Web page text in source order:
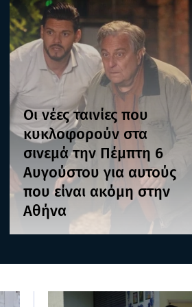
Οι νέες ταινίες που
κυκλοφορούν στα
σινεμά την Πέμπτη 6
Αυγούστου για αυτούς
που είναι ακόμη στην
Αθήνα